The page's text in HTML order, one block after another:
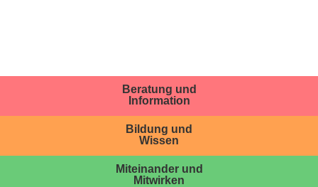
Beratung und
Information
Bildung und
Wissen
Miteinander und
Mitwirken